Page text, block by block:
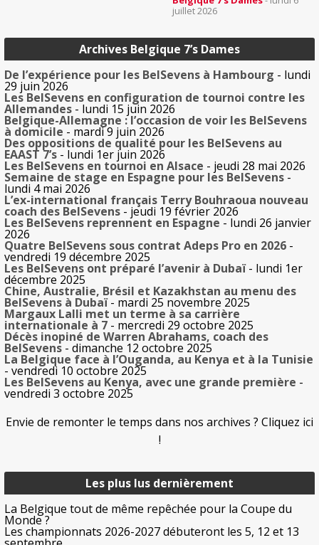
juillet 2026
Les plus lus dernièrement
La Belgique tout de même repêchée pour la Coupe du
Monde ?
Les championnats 2026-2027 débuteront les 5, 12 et 13
Archives Belgique 7’s Dames
De l’expérience pour les BelSevens à Hambourg - lundi
29 juin 2026
Les BelSevens en configuration de tournoi contre les
Allemandes - lundi 15 juin 2026
Belgique-Allemagne : l’occasion de voir les BelSevens
à domicile - mardi 9 juin 2026
Des oppositions de qualité pour les BelSevens au
EAAST 7’s - lundi 1er juin 2026
Les BelSevens en tournoi en Alsace - jeudi 28 mai 2026
Semaine de stage en Espagne pour les BelSevens -
lundi 4 mai 2026
L’ex-international français Terry Bouhraoua nouveau
coach des BelSevens - jeudi 19 février 2026
Les BelSevens reprennent en Espagne - lundi 26 janvier
2026
Quatre BelSevens sous contrat Adeps Pro en 2026 -
vendredi 19 décembre 2025
Les BelSevens ont préparé l’avenir à Dubaï- lundi 1er
décembre 2025
Chine, Australie, Brésil et Kazakhstan au menu des
BelSevens à Dubaï- mardi 25 novembre 2025
Margaux Lalli met un terme à sa carrière
internationale à 7 - mercredi 29 octobre 2025
Décès inopiné de Warren Abrahams, coach des
BelSevens - dimanche 12 octobre 2025
La Belgique face à l’Ouganda, au Kenya et à la Tunisie
- vendredi 10 octobre 2025
Les BelSevens au Kenya, avec une grande première -
vendredi 3 octobre 2025
Envie de remonter le temps dans nos archives ? Cliquez ici
!